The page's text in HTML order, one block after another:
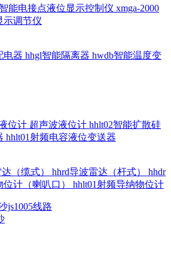
能电接点液位显示控制仪 xmga-2000
示调节仪
电器 hhgl智能隔离器 hwdb智能温度变
位计 超声波液位计 hhlt02智能扩散硅
hhlt01射频电容液位变送器
（缆式） hhrd导波雷达（杆式） hhdr
位计（喇叭口） hhlt01射频导纳物位计
js1005线路